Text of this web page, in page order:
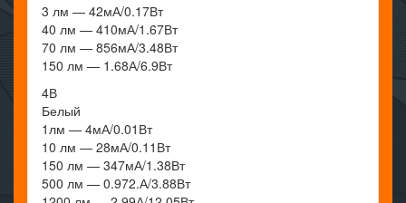
3 лм — 42мА/0.17Вт
40 лм — 410мА/1.67Вт
70 лм — 856мА/3.48Вт
150 лм — 1.68А/6.9Вт
4В
Белый
1лм — 4мА/0.01Вт
10 лм — 28мА/0.11Вт
150 лм — 347мА/1.38Вт
500 лм — 0.972.А/3.88Вт